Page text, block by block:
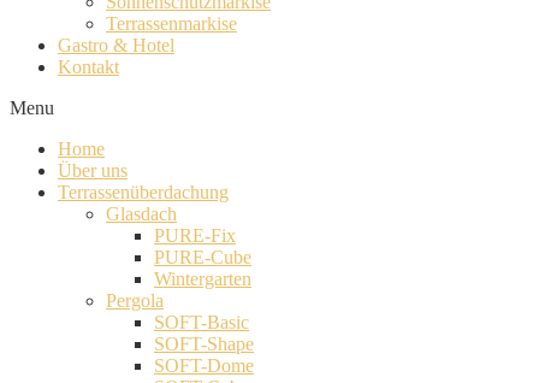
Terrassenmarkise
Gastro & Hotel
Kontakt
Menu
Home
Über uns
Terrassenüberdachung
Glasdach
PURE-Fix
PURE-Cube
Wintergarten
Pergola
SOFT-Basic
SOFT-Shape
SOFT-Dome